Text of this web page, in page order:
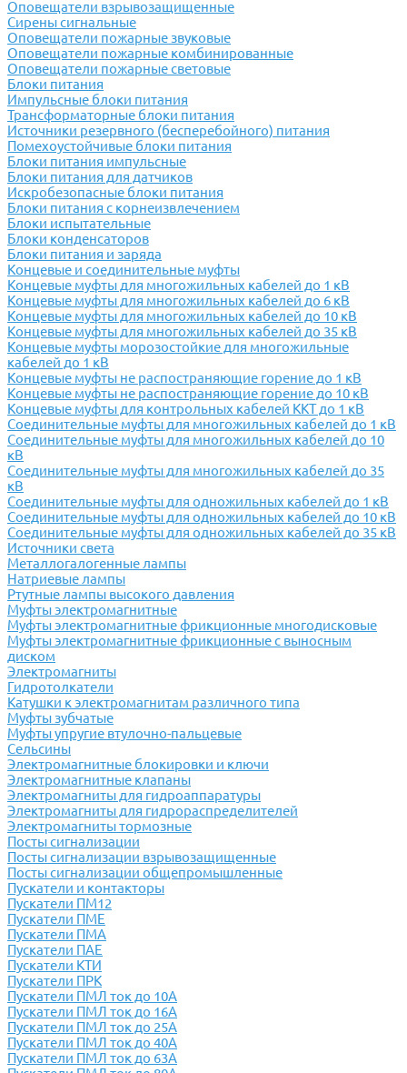
Оповещатели взрывозащищенные
Сирены сигнальные
Оповещатели пожарные звуковые
Оповещатели пожарные комбинированные
Оповещатели пожарные световые
Блоки питания
Импульсные блоки питания
Трансформаторные блоки питания
Источники резервного (бесперебойного) питания
Помехоустойчивые блоки питания
Блоки питания импульсные
Блоки питания для датчиков
Искробезопасные блоки питания
Блоки питания с корнеизвлечением
Блоки испытательные
Блоки конденсаторов
Блоки питания и заряда
Концевые и соединительные муфты
Концевые муфты для многожильных кабелей до 1 кВ
Концевые муфты для многожильных кабелей до 6 кВ
Концевые муфты для многожильных кабелей до 10 кВ
Концевые муфты для многожильных кабелей до 35 кВ
Концевые муфты морозостойкие для многожильные
кабелей до 1 кВ
Концевые муфты не распостраняющие горение до 1 кВ
Концевые муфты не распостраняющие горение до 10 кВ
Концевые муфты для контрольных кабелей ККТ до 1 кВ
Соединительные муфты для многожильных кабелей до 1 кВ
Соединительные муфты для многожильных кабелей до 10
кВ
Соединительные муфты для многожильных кабелей до 35
кВ
Соединительные муфты для одножильных кабелей до 1 кВ
Соединительные муфты для одножильных кабелей до 10 кВ
Соединительные муфты для одножильных кабелей до 35 кВ
Источники света
Металлогалогенные лампы
Натриевые лампы
Ртутные лампы высокого давления
Муфты электромагнитные
Муфты электромагнитные фрикционные многодисковые
Муфты электромагнитные фрикционные с выносным
диском
Электромагниты
Гидротолкатели
Катушки к электромагнитам различного типа
Муфты зубчатые
Муфты упругие втулочно-пальцевые
Сельсины
Электромагнитные блокировки и ключи
Электромагнитные клапаны
Электромагниты для гидроаппаратуры
Электромагниты для гидрораспределителей
Электромагниты тормозные
Посты сигнализации
Посты сигнализации взрывозащищенные
Посты сигнализации общепромышленные
Пускатели и контакторы
Пускатели ПМ12
Пускатели ПМЕ
Пускатели ПМА
Пускатели ПАЕ
Пускатели КТИ
Пускатели ПРК
Пускатели ПМЛ ток до 10А
Пускатели ПМЛ ток до 16А
Пускатели ПМЛ ток до 25А
Пускатели ПМЛ ток до 40А
Пускатели ПМЛ ток до 63А